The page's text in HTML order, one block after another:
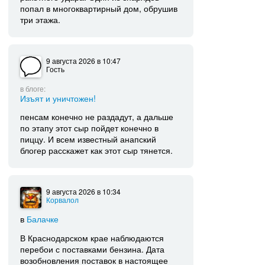
попал в многоквартирный дом, обрушив
три этажа.
9 августа 2026в 10:47
Гость
в блоге:
Изъят и уничтожен!
пенсам конечно не раздадут, а дальше
по этапу этот сыр пойдет конечно в
пиццу. И всем известный анапский
блогер расскажет как этот сыр тянется.
9 августа 2026в 10:34
Корвалол
в Балачке
В Краснодарском крае наблюдаются
перебои с поставками бензина. Дата
возобновления поставок в настоящее